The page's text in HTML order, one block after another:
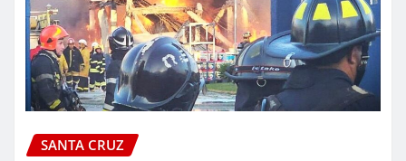
SANTA CRUZ